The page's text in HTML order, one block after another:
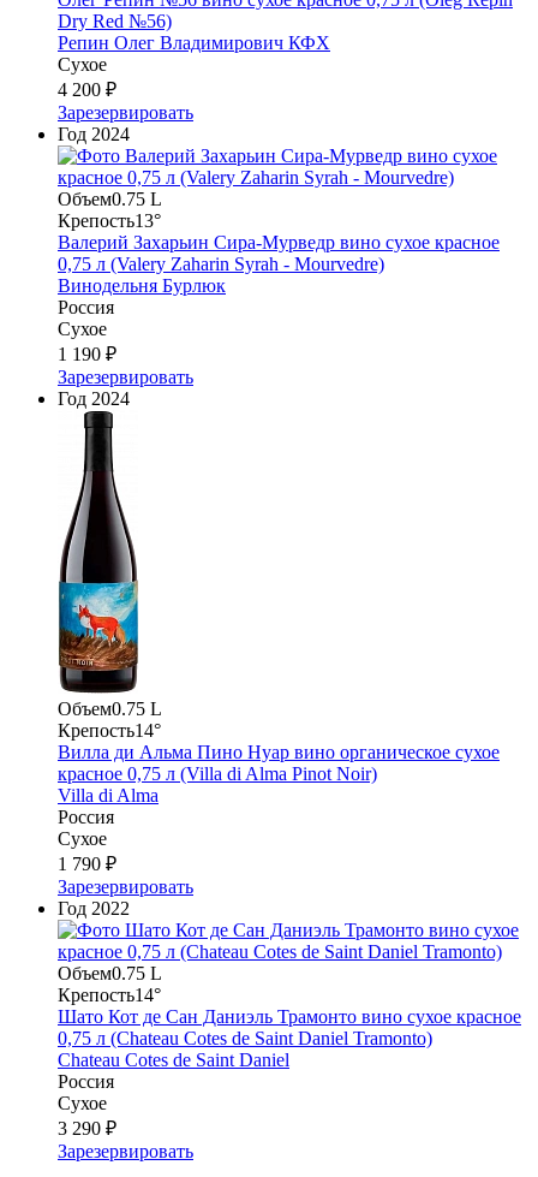
Dry Red №56)
Репин Олег Владимирович КФХ
Сухое
4 200 ₽
Зарезервировать
Год 2024
Объем0.75 L
Крепость13°
Валерий Захарьин Сира-Мурведр вино сухое красное
0,75 л (Valery Zaharin Syrah - Mourvedre)
Винодельня Бурлюк
Россия
Сухое
1 190 ₽
Зарезервировать
Год 2024
Объем0.75 L
Крепость14°
Вилла ди Альма Пино Нуар вино органическое сухое
красное 0,75 л (Villa di Alma Pinot Noir)
Villa di Alma
Россия
Сухое
1 790 ₽
Зарезервировать
Год 2022
Объем0.75 L
Крепость14°
Шато Кот де Сан Даниэль Трамонто вино сухое красное
0,75 л (Chateau Cotes de Saint Daniel Tramonto)
Chateau Cotes de Saint Daniel
Россия
Сухое
3 290 ₽
Зарезервировать